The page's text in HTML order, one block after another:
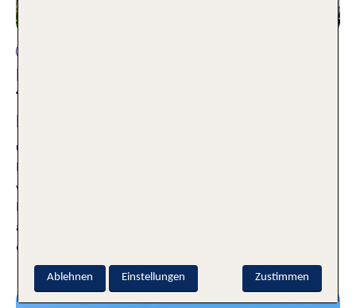
Romantisches Wochenende zu zweit:
Top 10 Romantik Hotels in
Deutschland
03.10.2025
Ihr wollt mal wieder ein romantisches Wochenende zu zweit
verbringen? Wir stellen euch dafür die Top 10 schönsten
Romantik Hotels in Deutschland vor. Und hier kann dann
auch jeder für sich entscheiden, was in seinen Augen
eigentlich romantisch ist.
Zustimmen
Ablehnen Einstellungen